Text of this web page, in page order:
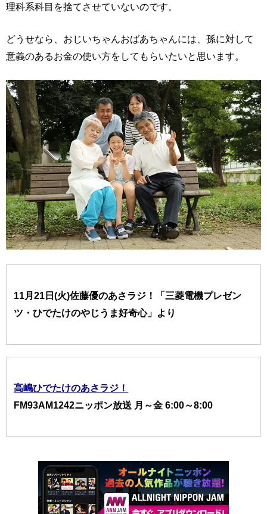
理科系科目を捨てさせていないのです。
どうせなら、おじいちゃんおばあちゃんには、孫に対して
意義のあるお金の使い方をしてもらいたいと思います。
11月21日(火)佐藤優のあさラジ！「三菱電機プレゼン
ツ・ひでたけのやじうま好奇心」より
高嶋ひでたけのあさラジ！
FM93AM1242ニッポン放送 月～金 6:00～8:00